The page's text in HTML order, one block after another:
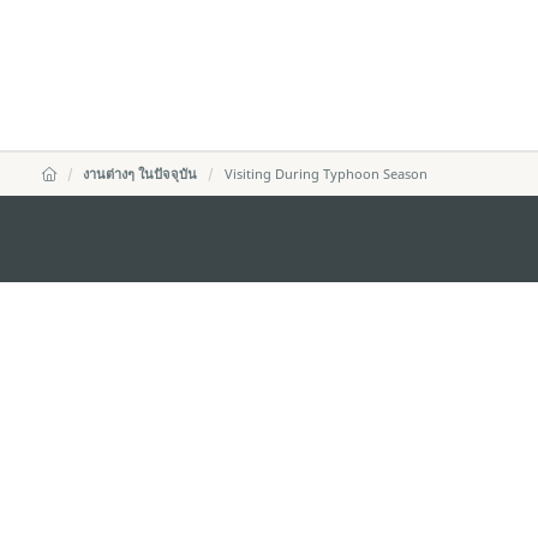
งานต่างๆ ในปัจจุบัน Visiting During Typhoon Season